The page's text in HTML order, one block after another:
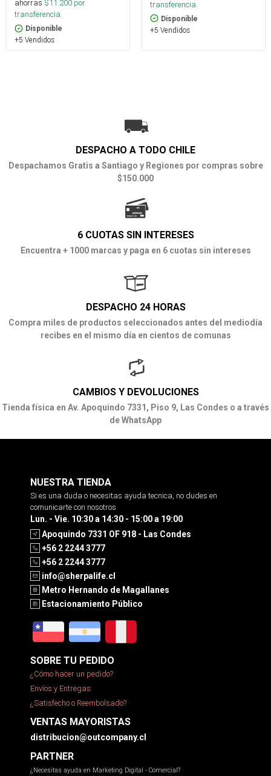
ahorras $11.200 por
transferencia.
Disponible
+5 Vendidos
transferencia.
Disponible
+5 Vendidos
DESPACHO A TODO CHILE
Despachamos Gratis a Santiago y Regiones por compras sobre
$150.000
6 CUOTAS SIN INTERESES
Encuentra + 1000 marcas y paga en 6 cuotas sin intereses
DESPACHO 24 HORAS
Compra miles de productos seleccionados antes del mediodía
recibes en el mismo día en cientos de comunas
CAMBIOS Y DEVOLUCIONES
Tienda física en Av. Apoquindo 7331, Piso 9, Las Condes o a través
de WhatsApp
NUESTRA TIENDA
Si es una duda o necesitas ayuda tecnica, no dudes en
comunicarte con nosotros
Lun. - Vie. 10:30 a 14:30 - 15:00 a 19:00
Apoquindo 7331 OF 918 - Las Condes
+56 2 2244 3777
+56 2 2244 3777
info@sherpalife.cl
Metro Hernando de Magallanes
Estacionamiento Público
SOBRE TU PEDIDO
¿Cómo hacer un pedido?
Envíos y Entregas
¿Satisfecho o Reembolsado?
VENTAS MAYORISTAS
distribucion@outcompany.cl
PARTNER
¿Necesitas ayuda en Marketing Digital - Comercial?